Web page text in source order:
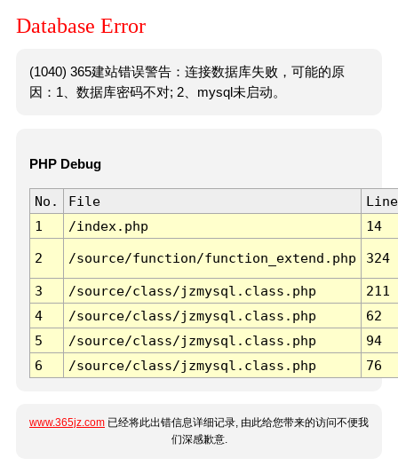
Database Error
(1040) 365建站错误警告：连接数据库失败，可能的原
因：1、数据库密码不对; 2、mysql未启动。
PHP Debug
No. File
Line
1
/index.php 14
2 /source/function/function_extend.php 324
3 /source/class/jzmysql.class.php
211
4
/source/class/jzmysql.class.php
62
5
/source/class/jzmysql.class.php
94
6
/source/class/jzmysql.class.php 76
www.365jz.com 已经将此出错信息详细记录, 由此给您带来的访问不便我
们深感歉意.